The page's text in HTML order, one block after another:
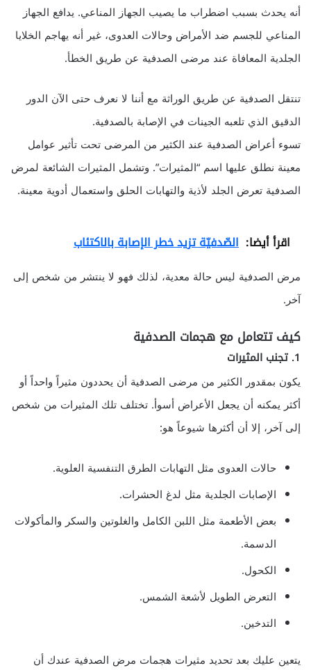
أنه يحدث بسبب اضطراب ما يصيب الجهاز المناعي. يدافع الجهاز
المناعي للجسم ضد الأمراض وحالات العدوى، غير أنه يهاجم الخلايا
الجلدية المعافاة عند مرضى الصدفية عن طريق الخطأ.
تنتقل الصدفية عن طريق الوراثة مع أننا لا نعرف حتى الآن الدور
الدقيق الذي تلعبه الجينات في الإصابة بالصدفية.
تسوء أعراض الصدفية عند الكثير من المرضى تحت تأثير عوامل
معينة نطلق عليها اسم “المثيرات”. وتشمل المثيرات الشائعة لمرض
الصدفية تعرض الجلد لأذية والتهابات الحلق واستعمال أدوية معينة.
اقرأ أيضا: الصّدفيّة تزيد خطر الإصابة بالاكتئاب
مرض الصدفية ليس حالة معدية، لذلك فهو لا ينتشر من شخص إلى
آخر.
كيف تتعامل مع هجمات الصدفية
1. تجنب المثيرات
يكون بمقدور الكثير من مرضى الصدفية أن يحددون مثيراً واحداً أو
أكثر يمكنه أن يجعل الأعراض أسوأ. تختلف تلك المثيرات من شخص
إلى آخر، إلا أن أكثرها شيوعاً هو:
حالات العدوى مثل التهابات الطرق التنفسية العلوية.
الإصابات الجلدية مثل لدغ الحشرات.
بعض الأطعمة مثل اللبن الكامل والغلوتين والسكر والمأكولات
الدسمة.
الكحول.
التعرض الطويل لأشعة الشمس.
التدخين.
يتعين عليك بعد تحديد مثيرات هجمات مرض الصدفية عندك أن